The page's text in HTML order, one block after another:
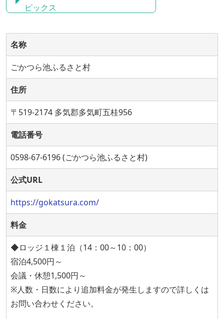
ピックス
名称
ごかつら池ふるさと村
住所
〒519-2174 多気郡多気町五桂956
電話番号
0598-67-6196 (ごかつら池ふるさと村)
公式URL
https://gokatsura.com/
料金
◆ロッジ１棟１泊（14：00～10：00）
宿泊4,500円～
会議・休憩1,500円～
※人数・日数により追加料金が発生しますので詳しくは
お問い合わせください。